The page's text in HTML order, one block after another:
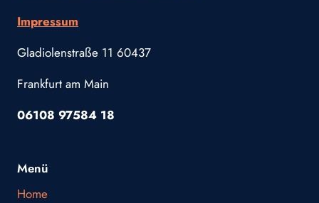
Impressum
Gladiolenstraße 11 60437
Frankfurt am Main
06108 97584 18
Menü
Home